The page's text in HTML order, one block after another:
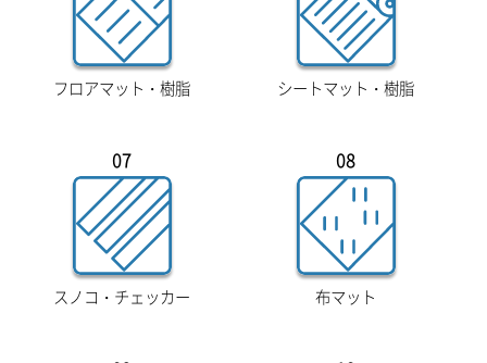
フロアマット・樹脂 シートマット・樹脂
07
スノコ・チェッカー
08
布マット